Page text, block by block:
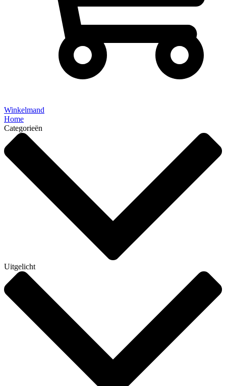
Winkelmand
Home
Categorieën
Uitgelicht